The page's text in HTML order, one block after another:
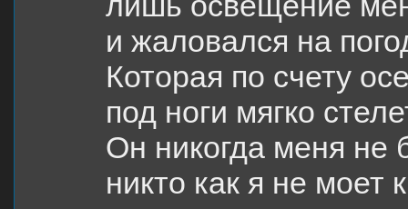
и жаловался на
Которая по счету
под ноги мягко
Он никогда меня не
никто как я не моет